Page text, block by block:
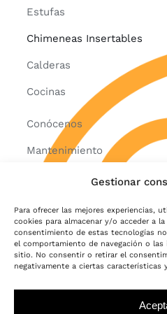
Gestionar
Para ofrecer las mejores experiencias,
cookies para almacenar y/o acceder a
consentimiento de estas tecnologías
el comportamiento de navegación o
sitio. No consentir o retirar el
negativamente a ciertas características
Estufas
Chimeneas Insertables
Calderas
Cocinas
Conócenos
Mantenimiento
© Enerbarri,
EKHI